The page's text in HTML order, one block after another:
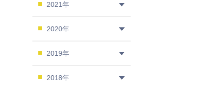
2021年
2020年
2019年
2018年